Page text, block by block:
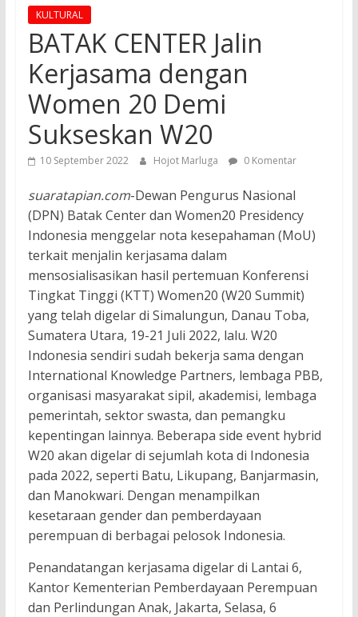
KULTURAL
BATAK CENTER Jalin
Kerjasama dengan
Women 20 Demi
Sukseskan W20
10 September 2022 Hojot Marluga 0 Komentar
suaratapian.com-Dewan Pengurus Nasional
(DPN) Batak Center dan Women20 Presidency
Indonesia menggelar nota kesepahaman (MoU)
terkait menjalin kerjasama dalam
mensosialisasikan hasil pertemuan Konferensi
Tingkat Tinggi (KTT) Women20 (W20 Summit)
yang telah digelar di Simalungun, Danau Toba,
Sumatera Utara, 19-21 Juli 2022, lalu. W20
Indonesia sendiri sudah bekerja sama dengan
International Knowledge Partners, lembaga PBB,
organisasi masyarakat sipil, akademisi, lembaga
pemerintah, sektor swasta, dan pemangku
kepentingan lainnya. Beberapa side event hybrid
W20 akan digelar di sejumlah kota di Indonesia
pada 2022, seperti Batu, Likupang, Banjarmasin,
dan Manokwari. Dengan menampilkan
kesetaraan gender dan pemberdayaan
perempuan di berbagai pelosok Indonesia.
Penandatangan kerjasama digelar di Lantai 6,
Kantor Kementerian Pemberdayaan Perempuan
dan Perlindungan Anak, Jakarta, Selasa, 6